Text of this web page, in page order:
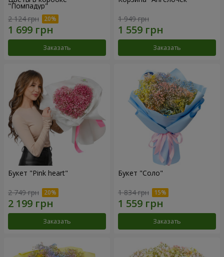
"Помпадур"
2 124 грн
Заказать
1 949 грн
Заказать
Букет "Pink heart"
2 749 грн
Заказать
Букет "Соло"
1 834 грн
Заказать